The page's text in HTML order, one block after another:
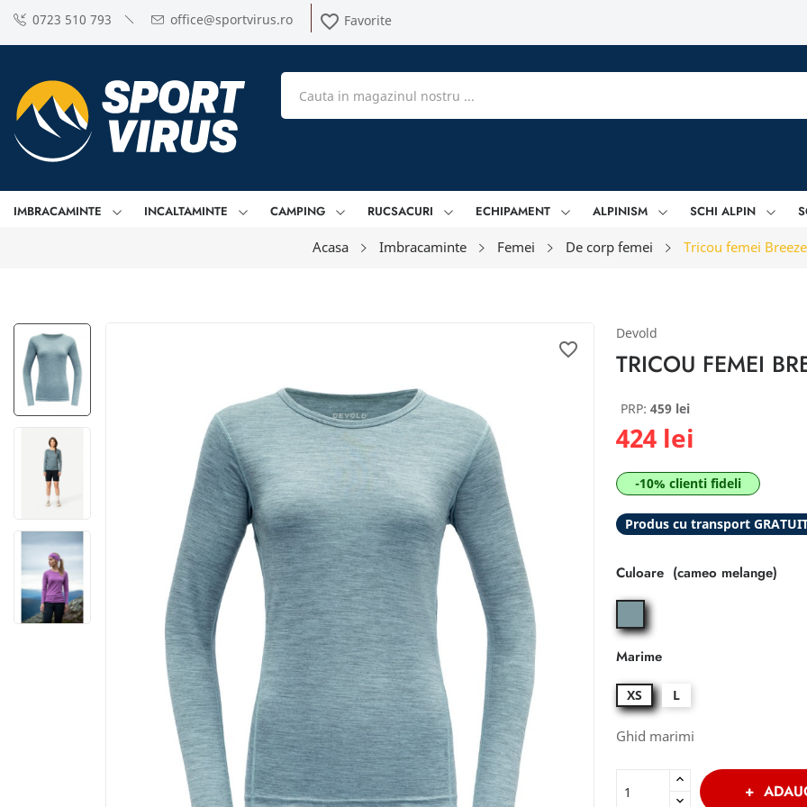
0723 510 793 office@sportvirus.ro favorite_border Favorite
IMBRACAMINTE INCALTAMINTE CAMPING RUCSACURI ECHIPAMENT ALPINISM SCHI ALPIN
Acasa Imbracaminte Femei De corp femei Tricou femei
favorite_border
Devold
TRICOU FEMEI
PRP: 459 lei
424 lei
-10% clienti fideli
Produs cu transport
Culoare
cameo
melange
Marime
XS L
Ghid marimi